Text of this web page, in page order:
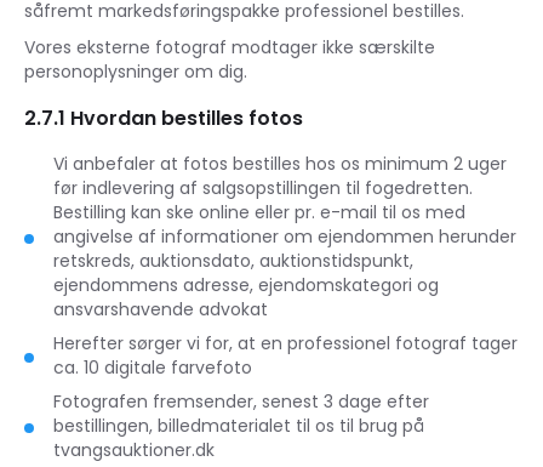
såfremt markedsføringspakke professionel bestilles.
Vores eksterne fotograf modtager ikke særskilte
personoplysninger om dig.
2.7.1 Hvordan bestilles fotos
Vi anbefaler at fotos bestilles hos os minimum 2 uger
før indlevering af salgsopstillingen til fogedretten.
Bestilling kan ske online eller pr. e-mail til os med
angivelse af informationer om ejendommen herunder
retskreds, auktionsdato, auktionstidspunkt,
ejendommens adresse, ejendomskategori og
ansvarshavende advokat
Herefter sørger vi for, at en professionel fotograf tager
ca. 10 digitale farvefoto
Fotografen fremsender, senest 3 dage efter
bestillingen, billedmaterialet til os til brug på
tvangsauktioner.dk